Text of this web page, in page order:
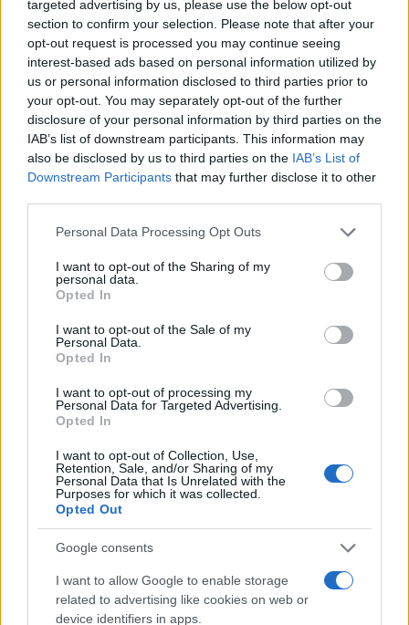
targeted advertising by us, please use the below opt-out
section to confirm your selection. Please note that after your
opt-out request is processed you may continue seeing
interest-based ads based on personal information utilized by
us or personal information disclosed to third parties prior to
your opt-out. You may separately opt-out of the further
disclosure of your personal information by third parties on the
IAB’s list of downstream participants. This information may
also be disclosed by us to third parties on the IAB’s List of
Downstream Participants that may further disclose it to other
Please note that this website/app uses one or more Google
not limited to your visit or usage behaviour. You may click to
grant or deny consent to Google and its third-party tags to
use your data for below specified purposes in below Google
consent section.
Personal Data Processing Opt Outs
I want to opt-out of the Sharing of my
personal data.
Opted In
I want to opt-out of the Sale of my
Personal Data.
Opted In
I want to opt-out of processing my
Personal Data for Targeted Advertising.
Opted In
I want to opt-out of Collection, Use,
Retention, Sale, and/or Sharing of my
Personal Data that Is Unrelated with the
Purposes for which it was collected.
Opted Out
Google consents
I want to allow Google to enable storage
related to advertising like cookies on web or
device identifiers in apps.
Ο καιρός το Σάββατο (10/5)
Στη Μακεδονία και τη Θράκη νεφώσεις παροδικά
αυξημένες με τοπικές βροχές και σποραδικές
καταιγίδες. Τα φαινόμενα που πιθανόν κατά
τόπους πρόσκαιρα στα ανατολικότερα τμήματα να
εξασθενήσουν και το βράδυ θα περιοριστούν στην
κεντρική Μακεδονία.